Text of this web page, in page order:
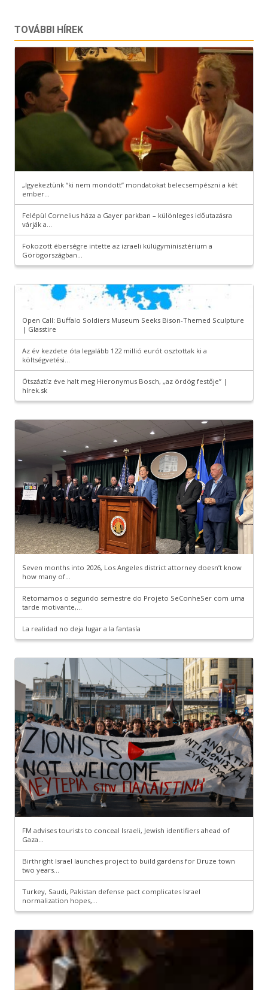
TOVÁBBI HÍREK